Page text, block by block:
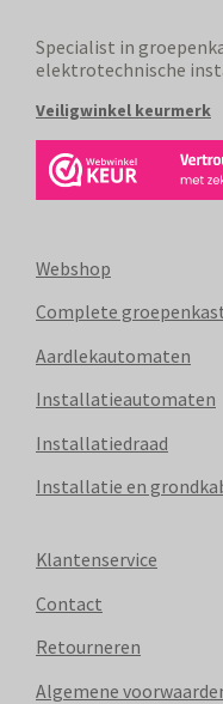
Specialist in
elektrotechnische
Veiligwinkel keurmerk
Webshop
Complete
Aardlekautomaten
Installatieautomaten
Installatiedraad
Installatie en
Klantenservice
Contact
Retourneren
Algemene